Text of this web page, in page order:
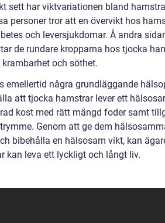
sett har viktvariationen bland
personer tror att en övervikt hos
och leversjukdomar. Å andra
de rundare kropparna hos tjocka
krambarhet och söthet.
emellertid några grundläggande
att tjocka hamstrar lever ett
kost med rätt mängd foder samt
Genom att ge dem
bibehålla en hälsosam vikt, kan
kan leva ett lyckligt och långt liv.